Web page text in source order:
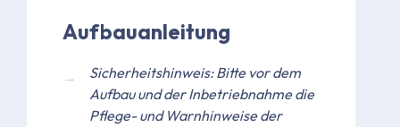
Aufbauanleitung
Sicherheitshinweis: Bitte vor dem
Aufbau und der Inbetriebnahme die
Pflege- und Warnhinweise der